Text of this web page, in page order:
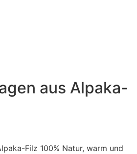
aus Alpaka-
Filz 100% Natur, warm und